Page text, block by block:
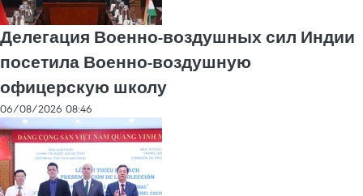
Делегация Военно-воздушных сил Индии
посетила Военно-воздушную
офицерскую школу
06/08/2026 08:46